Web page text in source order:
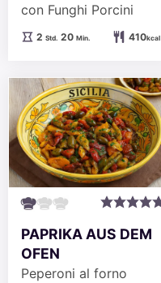
con Funghi Porcini
2Stunden
Std. 20Minuten
Min. 410kcal
PAPRIKA AUS DEM
OFEN
Peperoni al forno